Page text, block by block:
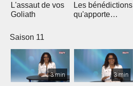
L'assaut de vos
Goliath
Les bénédictions
qu'apporte
Saison 11
3 min 3 min